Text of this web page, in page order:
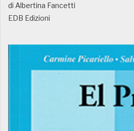
di Albertina Fancetti
EDB Edizioni